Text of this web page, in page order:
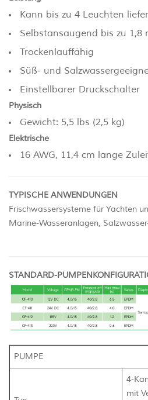
Kann bis zu 4 Leuchten
Selbstansaugend bis zu 1,8
Trockenlauffähig
Süß- und
Einstellbarer Druckschalter
Physisch
Gewicht: 5,5 lbs (2,5 kg)
Elektrische
16 AWG, 11,4 cm lange
TYPISCHE ANWENDUNGEN
Frischwassersysteme für Yachten
Marine-Wasseranlagen,
STANDARD-
PUMPE
4-
mit